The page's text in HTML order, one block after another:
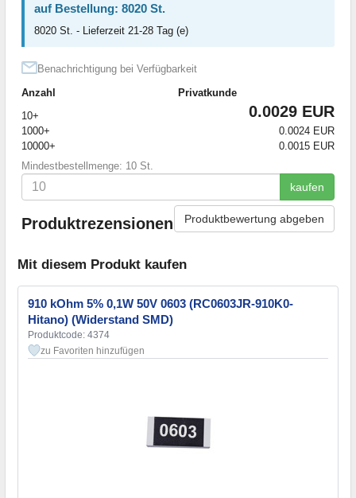
auf Bestellung: 8020 St.
8020 St. - Lieferzeit 21-28 Tag (e)
Benachrichtigung bei Verfügbarkeit
Anzahl
Privatkunde
10+
0.0029 EUR
1000+
0.0024 EUR
10000+
0.0015 EUR
Mindestbestellmenge: 10 St.
kaufen
Produktrezensionen Produktbewertung abgeben
Mit diesem Produkt kaufen
910 kOhm 5% 0,1W 50V 0603 (RC0603JR-910K0-
Hitano) (Widerstand SMD)
Produktcode: 4374
zu Favoriten hinzufügen